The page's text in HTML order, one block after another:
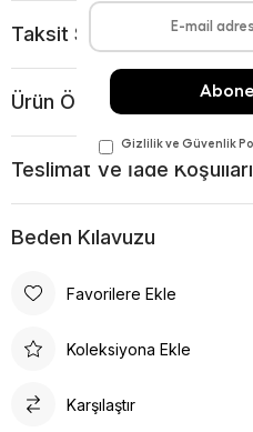
Taksit Seçenekleri
Ürün Önerileri
Teslimat Ve İade Koşulları
Beden Kılavuzu
Favorilere Ekle
Koleksiyona Ekle
Karşılaştır